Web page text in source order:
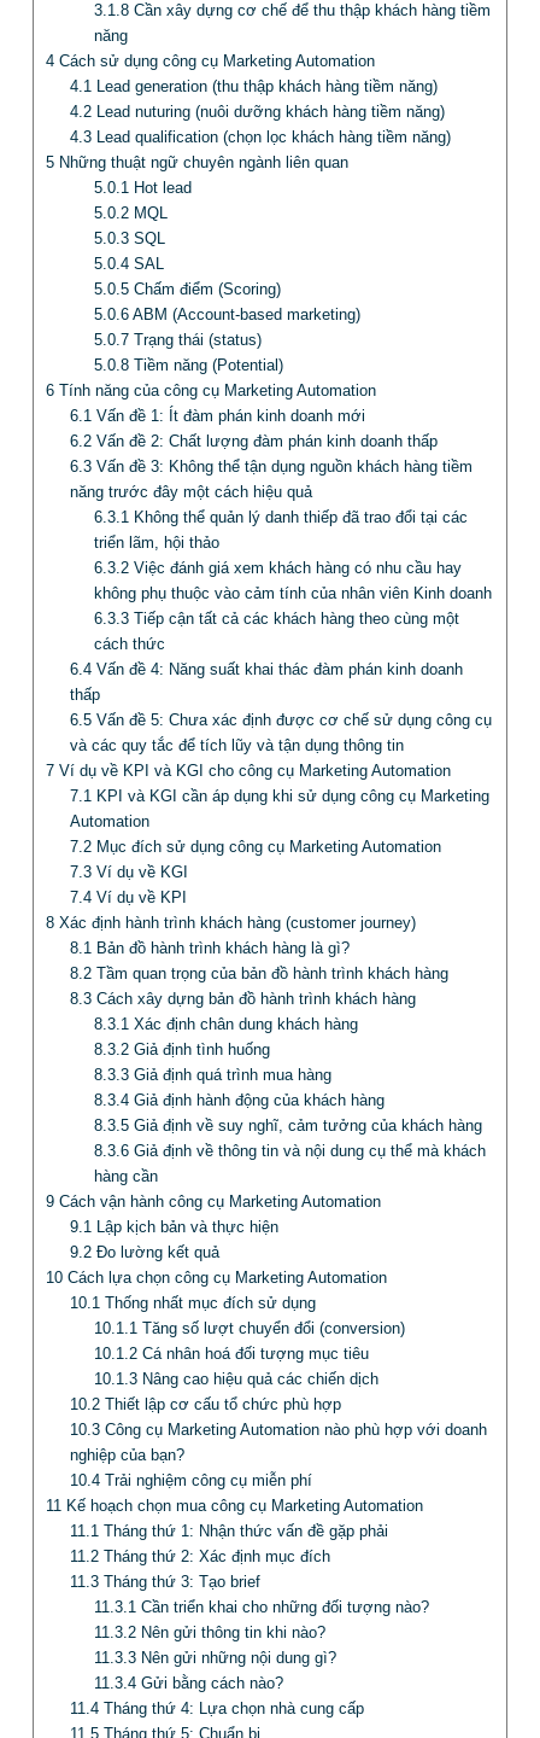
3.1.8Cần xây dựng cơ chế để thu thập khách hàng tiềm
năng
4Cách sử dụng công cụ Marketing Automation
4.1Lead generation (thu thập khách hàng tiềm năng)
4.2Lead nuturing (nuôi dưỡng khách hàng tiềm năng)
4.3Lead qualification (chọn lọc khách hàng tiềm năng)
5Những thuật ngữ chuyên ngành liên quan
5.0.1Hot lead
5.0.2MQL
5.0.3SQL
5.0.4SAL
5.0.5Chấm điểm (Scoring)
5.0.6ABM (Account-based marketing)
5.0.7Trạng thái (status)
5.0.8Tiềm năng (Potential)
6Tính năng của công cụ Marketing Automation
6.1Vấn đề 1: Ít đàm phán kinh doanh mới
6.2Vấn đề 2: Chất lượng đàm phán kinh doanh thấp
6.3Vấn đề 3: Không thể tận dụng nguồn khách hàng tiềm
năng trước đây một cách hiệu quả
6.3.1Không thể quản lý danh thiếp đã trao đổi tại các
triển lãm, hội thảo
6.3.2Việc đánh giá xem khách hàng có nhu cầu hay
không phụ thuộc vào cảm tính của nhân viên Kinh doanh
6.3.3Tiếp cận tất cả các khách hàng theo cùng một
cách thức
6.4Vấn đề 4: Năng suất khai thác đàm phán kinh doanh
thấp
6.5Vấn đề 5: Chưa xác định được cơ chế sử dụng công cụ
và các quy tắc để tích lũy và tận dụng thông tin
7Ví dụ về KPI và KGI cho công cụ Marketing Automation
7.1KPI và KGI cần áp dụng khi sử dụng công cụ Marketing
Automation
7.2Mục đích sử dụng công cụ Marketing Automation
7.3Ví dụ về KGI
7.4Ví dụ về KPI
8Xác định hành trình khách hàng (customer journey)
8.1Bản đồ hành trình khách hàng là gì?
8.2Tầm quan trọng của bản đồ hành trình khách hàng
8.3Cách xây dựng bản đồ hành trình khách hàng
8.3.1Xác định chân dung khách hàng
8.3.2Giả định tình huống
8.3.3Giả định quá trình mua hàng
8.3.4Giả định hành động của khách hàng
8.3.5Giả định về suy nghĩ, cảm tưởng của khách hàng
8.3.6Giả định về thông tin và nội dung cụ thể mà khách
hàng cần
9Cách vận hành công cụ Marketing Automation
9.1Lập kịch bản và thực hiện
9.2Đo lường kết quả
10Cách lựa chọn công cụ Marketing Automation
10.1Thống nhất mục đích sử dụng
10.1.1Tăng số lượt chuyển đổi (conversion)
10.1.2Cá nhân hoá đối tượng mục tiêu
10.1.3Nâng cao hiệu quả các chiến dịch
10.2Thiết lập cơ cấu tổ chức phù hợp
10.3Công cụ Marketing Automation nào phù hợp với doanh
nghiệp của bạn?
10.4Trải nghiệm công cụ miễn phí
11Kế hoạch chọn mua công cụ Marketing Automation
11.1Tháng thứ 1: Nhận thức vấn đề gặp phải
11.2Tháng thứ 2: Xác định mục đích
11.3Tháng thứ 3: Tạo brief
11.3.1Cần triển khai cho những đối tượng nào?
11.3.2Nên gửi thông tin khi nào?
11.3.3Nên gửi những nội dung gì?
11.3.4Gửi bằng cách nào?
11.4Tháng thứ 4: Lựa chọn nhà cung cấp
11.5Tháng thứ 5: Chuẩn bị